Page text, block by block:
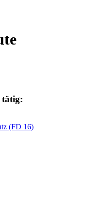
tätig:
(FD 16)